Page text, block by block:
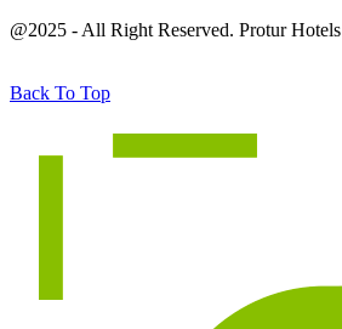
@2025 - All Right Reserved. Protur Hotels
Back To Top